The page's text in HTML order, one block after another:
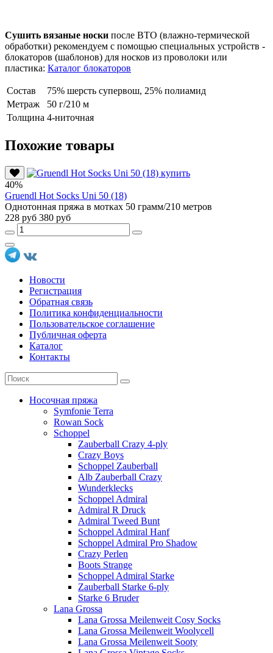
Сушить вязаные носки после ВТО (влажно-термической
обработки) рекомендуем с помощью специальных устройств -
блокаторов (шаблонов) для носков из проволоки или
пластика: Каталог блокаторов
Состав
75% шерсть супервош, 25% полиамид
Метраж
50 г/210 м
Толщина 4-ниточная
Похожие товары
40%
Gruendl Hot Socks Uni 50 (18)
Однотонная пряжа в мотках 50 грамм/210 метров
228 руб 380 руб
Новости
Регистрация
Обратная связь
Политика конфиденциальности
Пользовательское соглашение
Публичная оферта
Каталог
Контакты
Носочная пряжа
Symfonie Terra
Rowan Sock
Schoppel
Zauberball Crazy 4-ply
Crazy Boys
Schoppel Zauberball
Alb Zauberball Crazy
Wunderklecks
Schoppel Admiral
Admiral R Druck
Admiral Tweed Bunt
Schoppel Admiral Hanf
Schoppel Admiral Pro Shadow
Crazy Perlen
Boots Strange
Schoppel Admiral Starke
Zauberball Starke 6-ply
Starke 6 Bruder
Lana Grossa
Lana Grossa Meilenweit Cosy Socks
Lana Grossa Meilenweit Woolycell
Lana Grossa Meilenweit Sooty